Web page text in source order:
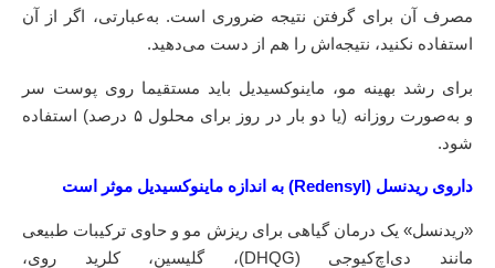
مصرف آن برای گرفتن نتیجه ضروری است. به‌عبارتی، اگر از آن
استفاده نکنید، نتیجه‌اش را هم از دست می‌دهید.
برای رشد بهینه مو، ماینوکسیدیل باید مستقیما روی پوست سر
و به‌صورت روزانه (یا دو بار در روز برای محلول ۵ درصد) استفاده
شود.
داروی ریدنسل (Redensyl) به اندازه ماینوکسیدیل موثر است
«ریدنسل» یک درمان گیاهی برای ریزش مو و حاوی ترکیبات طبیعی
مانند دی‌اچ‌کیوجی (DHQG)، گلیسین، کلرید روی،